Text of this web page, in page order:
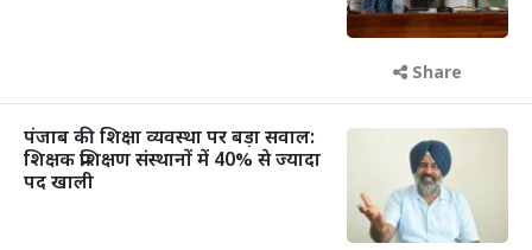
Share
पंजाब की शिक्षा व्यवस्था पर बड़ा सवाल:
शिक्षक प्रशिक्षण संस्थानों में 40% से ज्यादा
पद खाली